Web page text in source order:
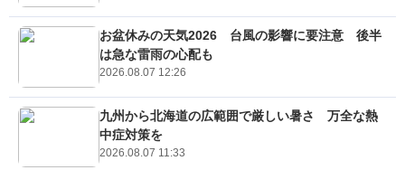
お盆休みの天気2026 台風の影響に要注意 後半
は急な雷雨の心配も
2026.08.07 12:26
九州から北海道の広範囲で厳しい暑さ 万全な熱
中症対策を
2026.08.07 11:33